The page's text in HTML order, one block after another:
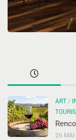
ART /
26 MAI